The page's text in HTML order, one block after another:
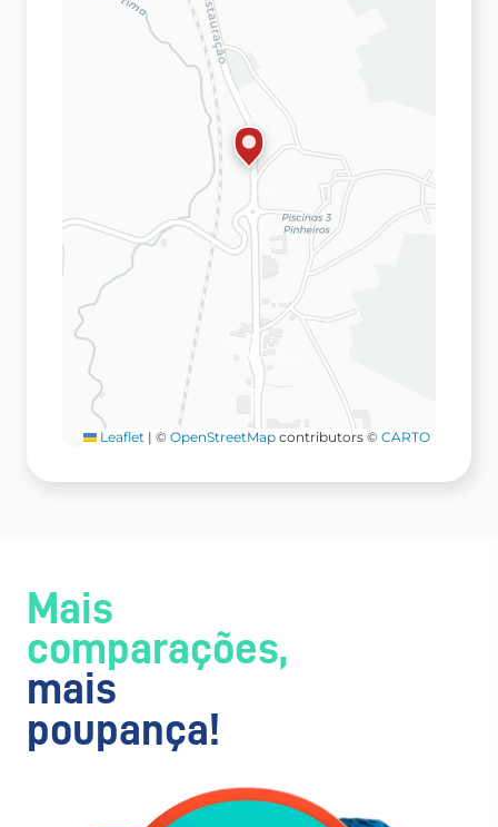
Leaflet | © OpenStreetMap contributors © CARTO
Mais
comparações,
mais
poupança!